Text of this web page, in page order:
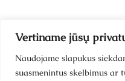
Vertiname jūsų
Naudojame slapukus
suasmenintus skelbimus ar